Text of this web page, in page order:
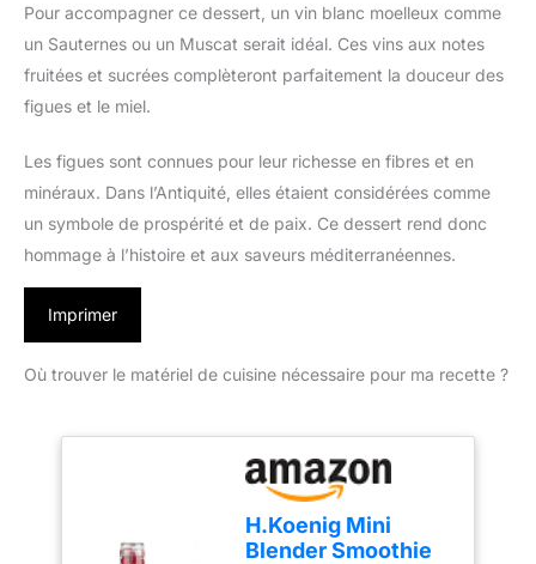
Pour accompagner ce dessert, un vin blanc moelleux comme
un Sauternes ou un Muscat serait idéal. Ces vins aux notes
fruitées et sucrées complèteront parfaitement la douceur des
figues et le miel.
Les figues sont connues pour leur richesse en fibres et en
minéraux. Dans l’Antiquité, elles étaient considérées comme
un symbole de prospérité et de paix. Ce dessert rend donc
hommage à l’histoire et aux saveurs méditerranéennes.
Imprimer
Où trouver le matériel de cuisine nécessaire pour ma recette ?
H.Koenig Mini
Blender Smoothie